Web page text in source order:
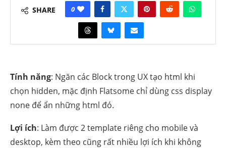
SHARE 0
Tính năng: Ngăn các Block trong UX tạo html khi
chọn hidden, mặc định Flatsome chỉ dùng css display
none để ẩn những html đó.
Lợi ích: Làm được 2 template riêng cho mobile và
desktop, kèm theo cũng rất nhiều lợi ích khi không